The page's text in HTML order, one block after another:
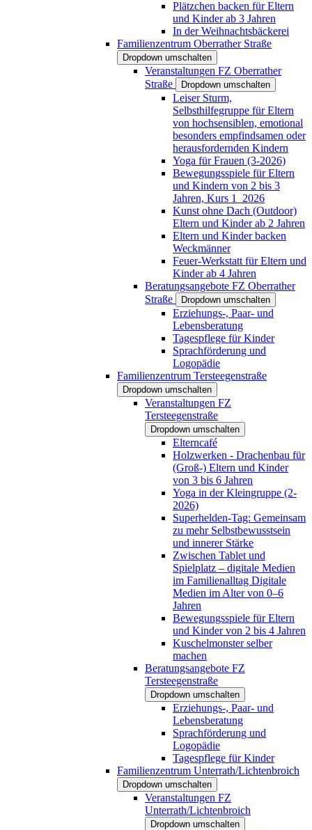
Plätzchen backen für Eltern
und Kinder ab 3 Jahren
In der Weihnachtsbäckerei
Familienzentrum Oberrather Straße
Dropdown umschalten
Veranstaltungen FZ Oberrather
Straße
Dropdown umschalten
Leiser Sturm,
Selbsthilfegruppe für Eltern
von hochsensiblen, emotional
besonders empfindsamen oder
herausfordernden Kindern
Yoga für Frauen (3-2026)
Bewegungsspiele für Eltern
und Kindern von 2 bis 3
Jahren, Kurs 1_2026
Kunst ohne Dach (Outdoor)
Eltern und Kinder ab 2 Jahren
Eltern und Kinder backen
Weckmänner
Feuer-Werkstatt für Eltern und
Kinder ab 4 Jahren
Beratungsangebote FZ Oberrather
Straße
Dropdown umschalten
Erziehungs-, Paar- und
Lebensberatung
Tagespflege für Kinder
Sprachförderung und
Logopädie
Familienzentrum Tersteegenstraße
Dropdown umschalten
Veranstaltungen FZ
Tersteegenstraße
Dropdown umschalten
Elterncafé
Holzwerken - Drachenbau für
(Groß-) Eltern und Kinder
von 3 bis 6 Jahren
Yoga in der Kleingruppe (2-
2026)
Superhelden-Tag: Gemeinsam
zu mehr Selbstbewusstsein
und innerer Stärke
Zwischen Tablet und
Spielplatz – digitale Medien
im Familienalltag Digitale
Medien im Alter von 0–6
Jahren
Bewegungsspiele für Eltern
und Kinder von 2 bis 4 Jahren
Kuschelmonster selber
machen
Beratungsangebote FZ
Tersteegenstraße
Dropdown umschalten
Erziehungs-, Paar- und
Lebensberatung
Sprachförderung und
Logopädie
Tagespflege für Kinder
Familienzentrum Unterrath/Lichtenbroich
Dropdown umschalten
Veranstaltungen FZ
Unterrath/Lichtenbroich
Dropdown umschalten